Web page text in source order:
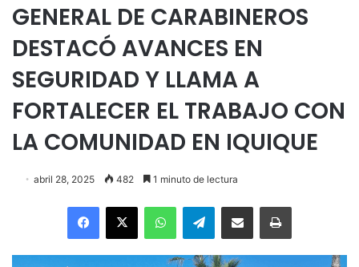
GENERAL DE CARABINEROS
DESTACÓ AVANCES EN
SEGURIDAD Y LLAMA A
FORTALECER EL TRABAJO CON
LA COMUNIDAD EN IQUIQUE
abril 28, 2025 482 1 minuto de lectura
Facebook
X WhatsAppTelegramEnviar vía email Imprimir